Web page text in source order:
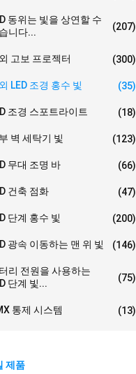
동위는 빛을 상연할 수
니다...
(207)
고보 프로젝터 (300)
LED 조경 홍수 빛 (35)
조경 스포트라이트 (18)
벽 세탁기 빛 (123)
무대 조명 바 (66)
건축 점화 (47)
단계 홍수 빛 (200)
광속 이동하는 맨 위 빛 (146)
리 전원을 사용하는
단계 빛...
(75)
통제 시스템 (13)
제품